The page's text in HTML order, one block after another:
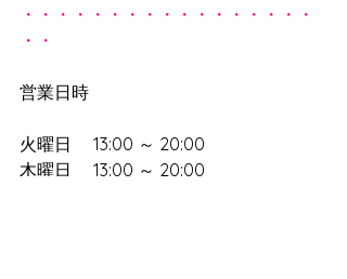
・・・・・・・・・・・・・・・・・
・・
営業日時
火曜日　 13:00 ～ 20:00
木曜日　 13:00 ～ 20:00